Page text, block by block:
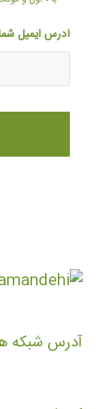
آدرس ایمیل
آدرس شبکه